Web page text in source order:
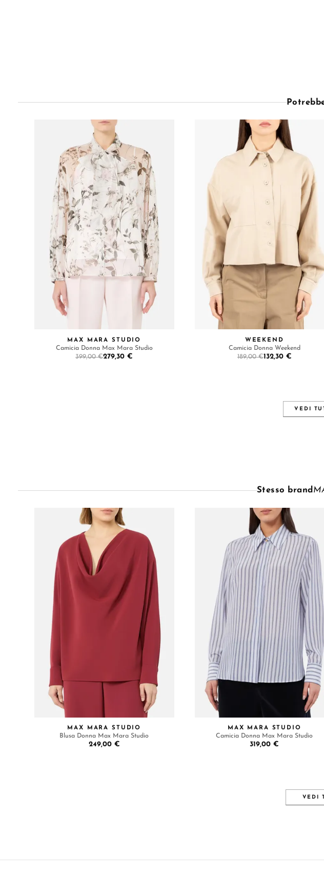
MAX MARA STUDIO
Camicia Donna Max Mara Studio
399,00 €279,30 €
WEEKEND
Camicia Donna Weekend
189,00 €132,30 €
VEDI
Stesso brand
MAX MARA STUDIO
Blusa Donna Max Mara Studio
249,00 €
MAX MARA STUDIO
Camicia Donna Max Mara Studio
319,00 €
VEDI